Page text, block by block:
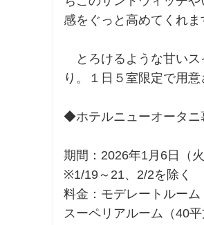
感をぐっと高めてくれま
とろけるような甘いス
り。１日５室限定で用
◆ホテルニューオータニ
期間：2026年1月6日（
※1/19～21、2/2を除く
料金：モデレートルー
スーペリアルーム（40